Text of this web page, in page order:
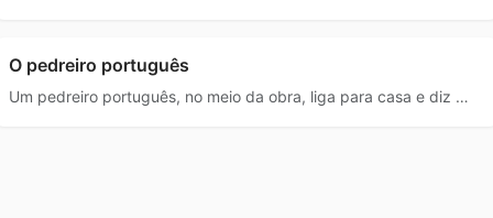
O pedreiro português
Um pedreiro português, no meio da obra, liga para casa e diz …